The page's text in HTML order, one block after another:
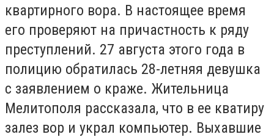
квартирного вора. В настоящее время
его проверяют на причастность к ряду
преступлений. 27 августа этого года в
полицию обратилась 28-летняя девушка
с заявлением о краже. Жительница
Мелитополя рассказала, что в ее кватиру
залез вор и украл компьютер. Выхавшие